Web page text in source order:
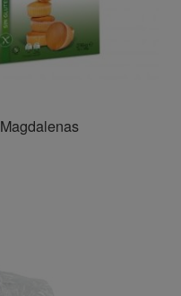
Magdalenas